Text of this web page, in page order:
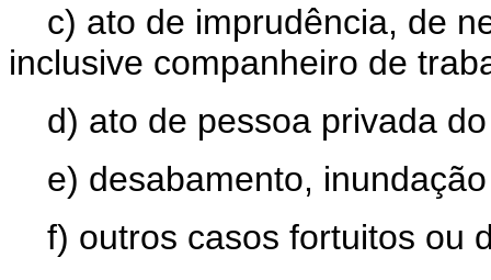
c) ato de imprudência, de
inclusive companheiro de
d) ato de pessoa privada
e) desabamento,
f) outros casos fortuitos ou